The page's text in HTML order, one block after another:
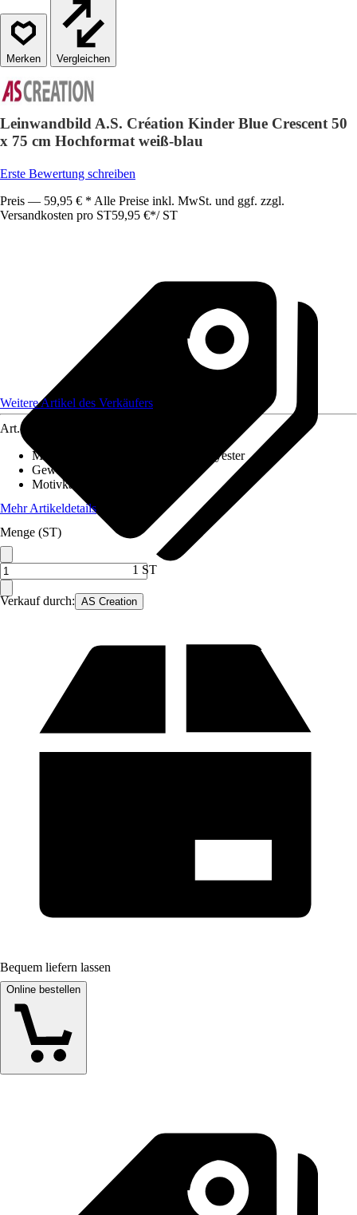
Vergleichen
Leinwandbild A.S. Création Kinder Blue Crescent 50
x 75 cm Hochformat weiß-blau
Erste Bewertung schreiben
Preis — 59,95 € * Alle Preise inkl. MwSt. und ggf. zzgl.
Versandkosten pro ST59,95 €*/ ST
Verkauf durch: AS Creation
Weitere Artikel des Verkäufers
Art.-Nr.
Material Leinwand
Baumwolle, Polyester
Gewicht
Motivkategorie
Mehr Artikeldetails
Menge (ST)
1 ST
Bequem liefern lassen
Online bestellen